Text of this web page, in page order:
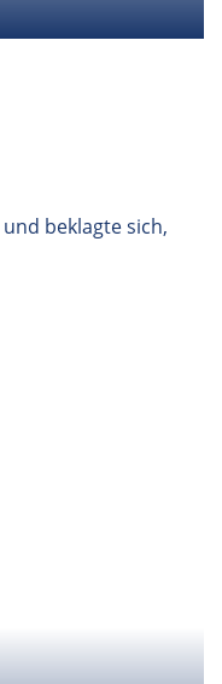
beklagte sich,